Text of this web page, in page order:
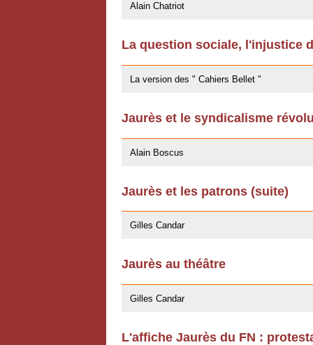
Alain Chatriot
La question sociale, l'injustice
La version des " Cahiers Bellet "
Jaurès et le syndicalisme
Alain Boscus
Jaurès et les patrons (suite)
Gilles Candar
Jaurès au théâtre
Gilles Candar
L'affiche Jaurès du FN :